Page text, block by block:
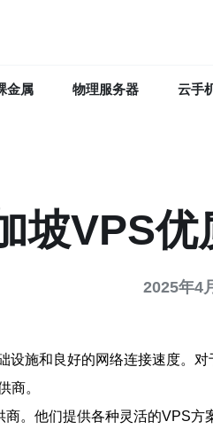
金属 物理服务器 云手
坡VPS优
2025年4
施和良好的网络连接速度。
商。
。他们提供各种灵活的VPS